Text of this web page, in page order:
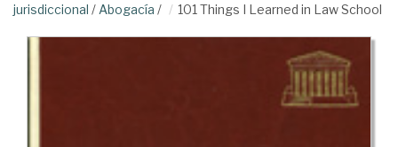
jurisdiccional / Abogacía / 101 Things I Learned in Law School